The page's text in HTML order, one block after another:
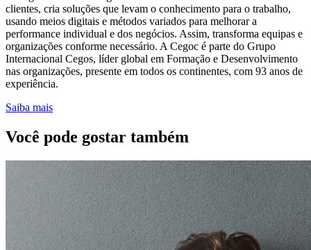
clientes, cria soluções que levam o conhecimento para o trabalho,
usando meios digitais e métodos variados para melhorar a
performance individual e dos negócios. Assim, transforma equipas e
organizações conforme necessário. A Cegoc é parte do Grupo
Internacional Cegos, líder global em Formação e Desenvolvimento
nas organizações, presente em todos os continentes, com 93 anos de
experiência.
Saiba mais
Você pode gostar também